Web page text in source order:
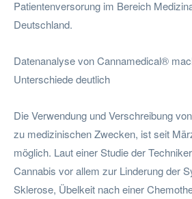
Patientenversorung im Bereich
Deutschland.
Datenanalyse von Cannamedical®
Unterschiede deutlich
Die Verwendung und Verschreibung
zu medizinischen Zwecken, ist seit
möglich. Laut einer Studie der
Cannabis vor allem zur Linderung der
Sklerose, Übelkeit nach einer